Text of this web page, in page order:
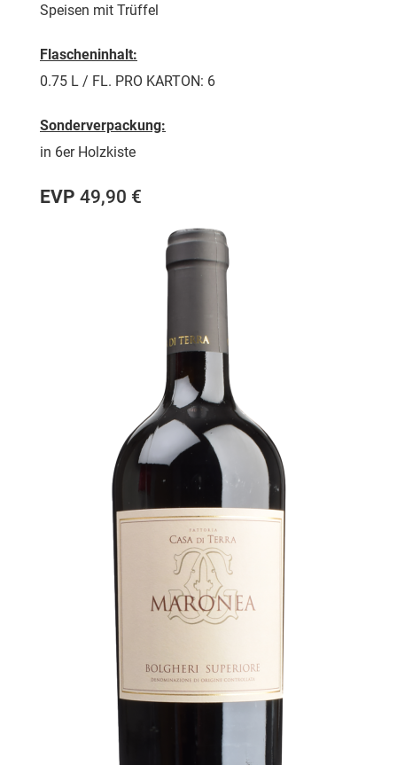
Speisen mit Trüffel
Flascheninhalt:
0.75 L / FL. PRO KARTON: 6
Sonderverpackung:
in 6er Holzkiste
EVP 49,90 €